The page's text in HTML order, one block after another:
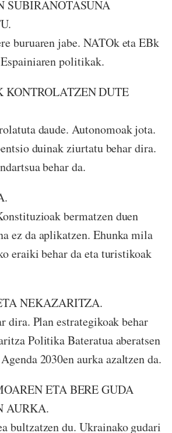
SUBIRANOTASUNA
buruaren jabe. NATOk eta EBk
politikak.
KONTROLATZEN DUTE
daude. Autonomoak jota.
duinak ziurtatu behar dira.
behar da.
bermatzen duen
ez da aplikatzen. Ehunka mila
eraiki behar da eta turistikoak
NEKAZARITZA.
dira. Plan estrategikoak behar
Politika Bateratua aberatsen
2030en aurka azaltzen da.
ETA BERE GUDA
AURKA.
bultzatzen du. Ukrainako gudari